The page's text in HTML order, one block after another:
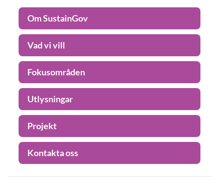
Om SustainGov
Vad vi vill
Fokusområden
Utlysningar
Projekt
Kontakta oss